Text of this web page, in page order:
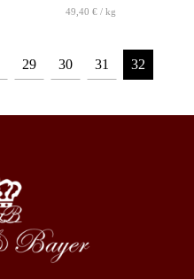
49,40 €/ kg
29 30 31 32